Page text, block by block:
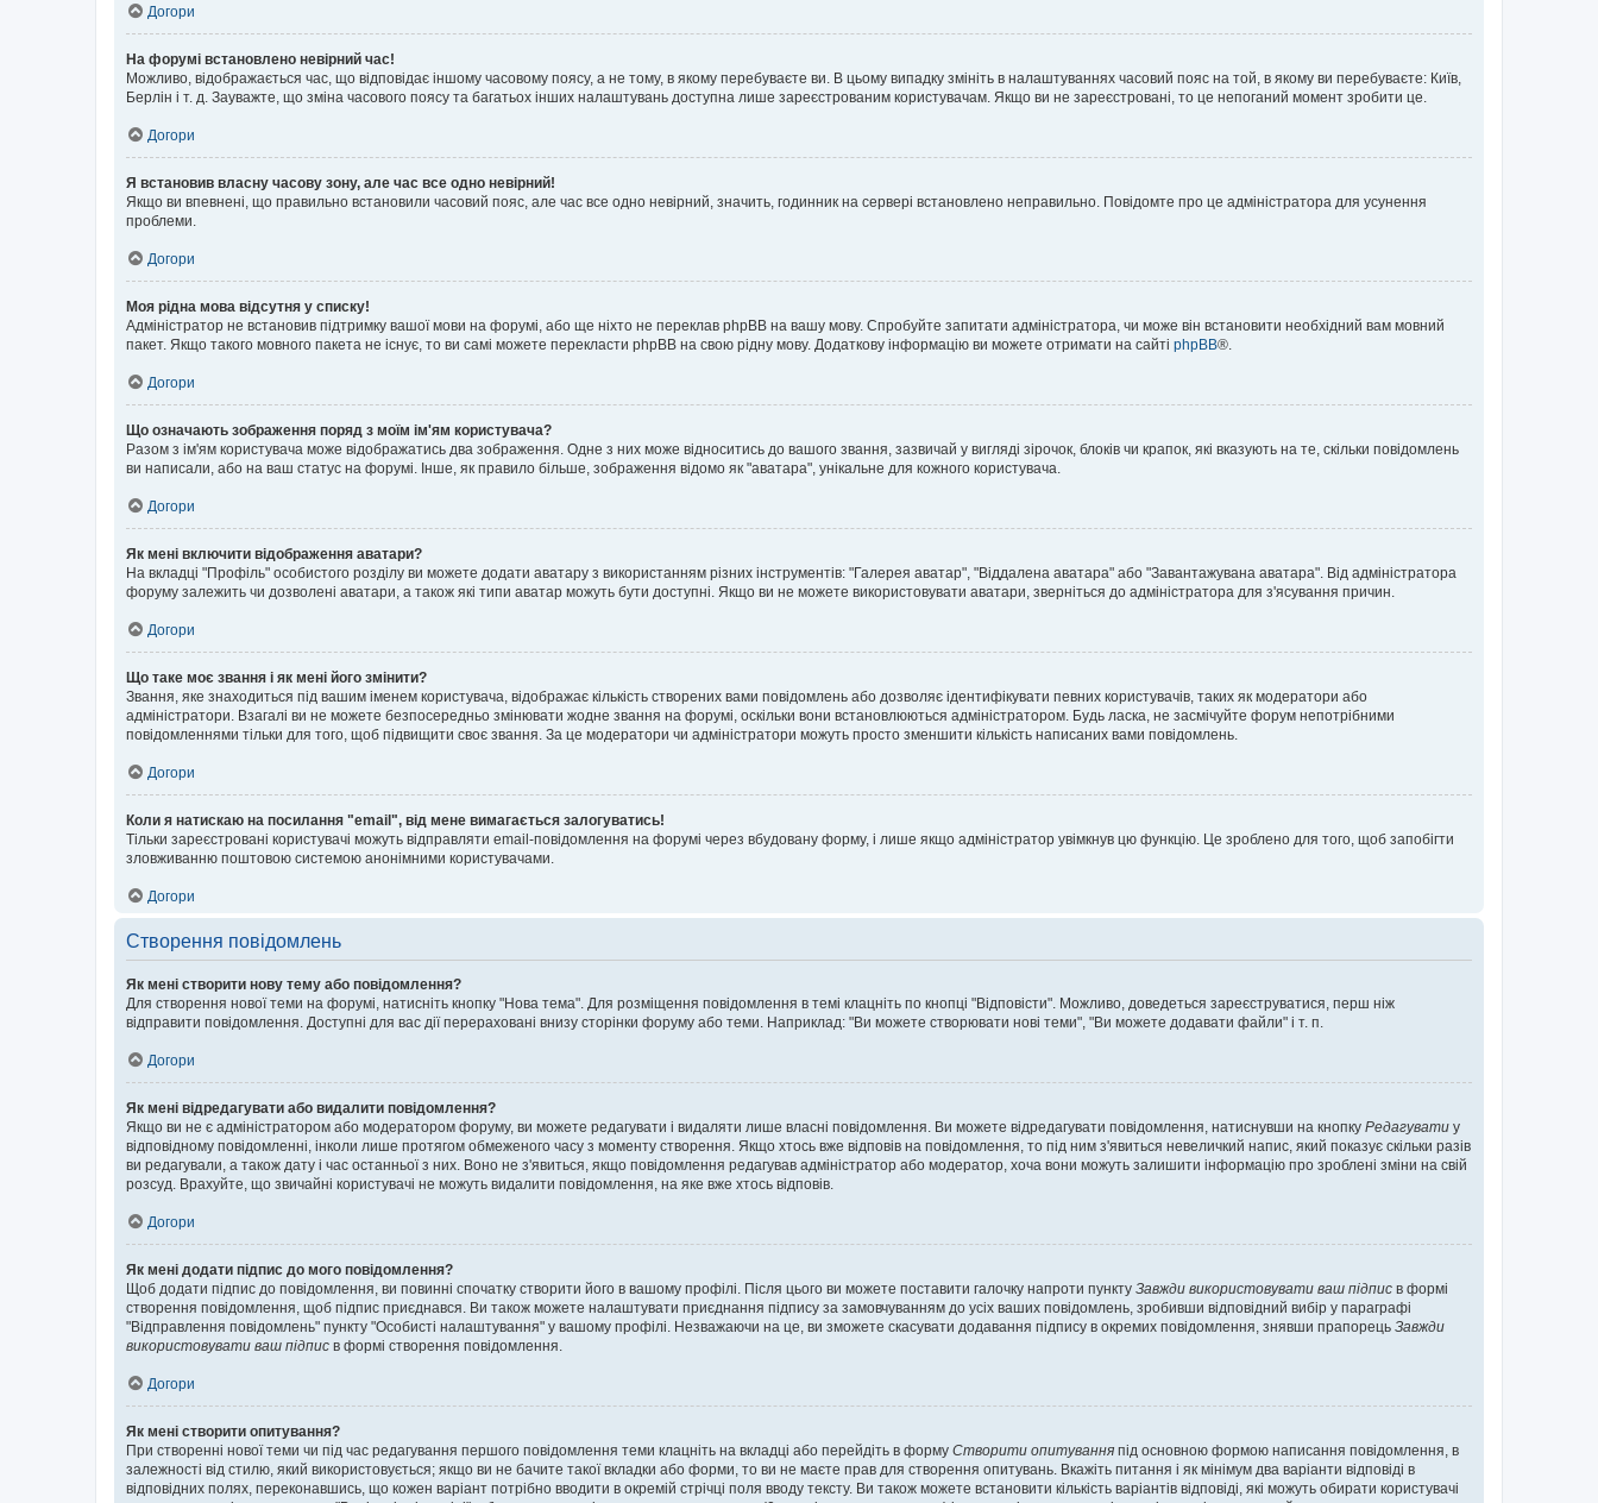
Догори
На форумі встановлено невірний час!
Можливо, відображається час, що відповідає іншому часовому поясу, а не тому, в якому перебуваєте ви. В цьому випадку змініть в налаштуваннях часовий пояс на той, в якому ви перебуваєте: Київ,
Берлін і т. д. Зауважте, що зміна часового поясу та багатьох інших налаштувань доступна лише зареєстрованим користувачам. Якщо ви не зареєстровані, то це непоганий момент зробити це.
Догори
Я встановив власну часову зону, але час все одно невірний!
Якщо ви впевнені, що правильно встановили часовий пояс, але час все одно невірний, значить, годинник на сервері встановлено неправильно. Повідомте про це адміністратора для усунення
проблеми.
Догори
Моя рідна мова відсутня у списку!
Адміністратор не встановив підтримку вашої мови на форумі, або ще ніхто не переклав phpBB на вашу мову. Спробуйте запитати адміністратора, чи може він встановити необхідний вам мовний
пакет. Якщо такого мовного пакета не існує, то ви самі можете перекласти phpBB на свою рідну мову. Додаткову інформацію ви можете отримати на сайті phpBB®.
Догори
Що означають зображення поряд з моїм ім'ям користувача?
Разом з ім'ям користувача може відображатись два зображення. Одне з них може відноситись до вашого звання, зазвичай у вигляді зірочок, блоків чи крапок, які вказують на те, скільки повідомлень
ви написали, або на ваш статус на форумі. Інше, як правило більше, зображення відомо як "аватара", унікальне для кожного користувача.
Догори
Як мені включити відображення аватари?
На вкладці "Профіль" особистого розділу ви можете додати аватару з використанням різних інструментів: "Галерея аватар", "Віддалена аватара" або "Завантажувана аватара". Від адміністратора
форуму залежить чи дозволені аватари, а також які типи аватар можуть бути доступні. Якщо ви не можете використовувати аватари, зверніться до адміністратора для з'ясування причин.
Догори
Що таке моє звання і як мені його змінити?
Звання, яке знаходиться під вашим іменем користувача, відображає кількість створених вами повідомлень або дозволяє ідентифікувати певних користувачів, таких як модератори або
адміністратори. Взагалі ви не можете безпосередньо змінювати жодне звання на форумі, оскільки вони встановлюються адміністратором. Будь ласка, не засмічуйте форум непотрібними
повідомленнями тільки для того, щоб підвищити своє звання. За це модератори чи адміністратори можуть просто зменшити кількість написаних вами повідомлень.
Догори
Коли я натискаю на посилання "email", від мене вимагається залогуватись!
Тільки зареєстровані користувачі можуть відправляти email-повідомлення на форумі через вбудовану форму, і лише якщо адміністратор увімкнув цю функцію. Це зроблено для того, щоб запобігти
зловживанню поштовою системою анонімними користувачами.
Догори
Створення повідомлень
Як мені створити нову тему або повідомлення?
Для створення нової теми на форумі, натисніть кнопку "Нова тема". Для розміщення повідомлення в темі клацніть по кнопці "Відповісти". Можливо, доведеться зареєструватися, перш ніж
відправити повідомлення. Доступні для вас дії перераховані внизу сторінки форуму або теми. Наприклад: "Ви можете створювати нові теми", "Ви можете додавати файли" і т. п.
Догори
Як мені відредагувати або видалити повідомлення?
Якщо ви не є адміністратором або модератором форуму, ви можете редагувати і видаляти лише власні повідомлення. Ви можете відредагувати повідомлення, натиснувши на кнопку Редагувати у
відповідному повідомленні, інколи лише протягом обмеженого часу з моменту створення. Якщо хтось вже відповів на повідомлення, то під ним з'явиться невеличкий напис, який показує скільки разів
ви редагували, а також дату і час останньої з них. Воно не з'явиться, якщо повідомлення редагував адміністратор або модератор, хоча вони можуть залишити інформацію про зроблені зміни на свій
розсуд. Врахуйте, що звичайні користувачі не можуть видалити повідомлення, на яке вже хтось відповів.
Догори
Як мені додати підпис до мого повідомлення?
Щоб додати підпис до повідомлення, ви повинні спочатку створити його в вашому профілі. Після цього ви можете поставити галочку напроти пункту Завжди використовувати ваш підпис в формі
створення повідомлення, щоб підпис приєднався. Ви також можете налаштувати приєднання підпису за замовчуванням до усіх ваших повідомлень, зробивши відповідний вибір у параграфі
"Відправлення повідомлень" пункту "Особисті налаштування" у вашому профілі. Незважаючи на це, ви зможете скасувати додавання підпису в окремих повідомлення, знявши прапорець Завжди
використовувати ваш підпис в формі створення повідомлення.
Догори
Як мені створити опитування?
При створенні нової теми чи під час редагування першого повідомлення теми клацніть на вкладці або перейдіть в форму Створити опитування під основною формою написання повідомлення, в
залежності від стилю, який використовується; якщо ви не бачите такої вкладки або форми, то ви не маєте прав для створення опитувань. Вкажіть питання і як мінімум два варіанти відповіді в
відповідних полях, переконавшись, що кожен варіант потрібно вводити в окремій стрічці поля вводу тексту. Ви також можете встановити кількість варіантів відповіді, які можуть обирати користувачі